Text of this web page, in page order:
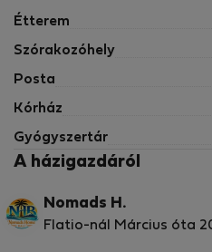
Étterem
Szórakozóhely
Posta
Kórház
Gyógyszertár
A házigazdáról
Nomads H.
Flatio-nál Március óta